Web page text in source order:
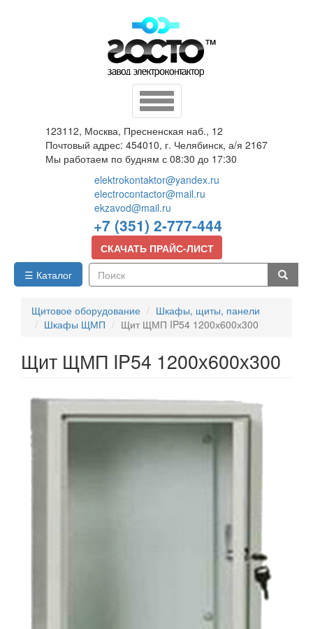
Toggle
navigation
123112, Москва, Пресненская наб., 12
Почтовый адрес: 454010, г. Челябинск, а/я 2167
Мы работаем по будням с 08:30 до 17:30
elektrokontaktor@yandex.ru
electrocontactor@mail.ru
ekzavod@mail.ru
+7 (351) 2-777-444
СКАЧАТЬ ПРАЙС-ЛИСТ
☰ Каталог
Щитовое оборудование
Шкафы, щиты, панели
Шкафы ЩМП
Щит ЩМП IP54 1200х600х300
Щит ЩМП IP54 1200х600х300